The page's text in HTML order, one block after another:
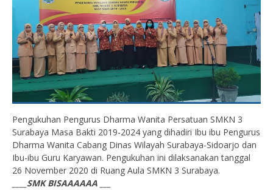
Pengukuhan Pengurus Dharma Wanita Persatuan SMKN 3
Surabaya Masa Bakti 2019-2024 yang dihadiri Ibu ibu Pengurus
Dharma Wanita Cabang Dinas Wilayah Surabaya-Sidoarjo dan
Ibu-ibu Guru Karyawan. Pengukuhan ini dilaksanakan tanggal
26 November 2020 di Ruang Aula SMKN 3 Surabaya.
____SMK BISAAAAAA ___